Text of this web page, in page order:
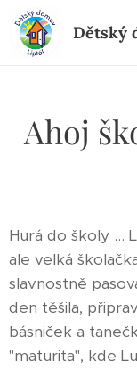
Dětský
Ahoj
Hurá do školy ...
ale velká
slavnostně
den těšila,
básniček a
"maturita", kde